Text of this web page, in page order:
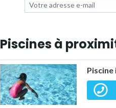
Piscines à